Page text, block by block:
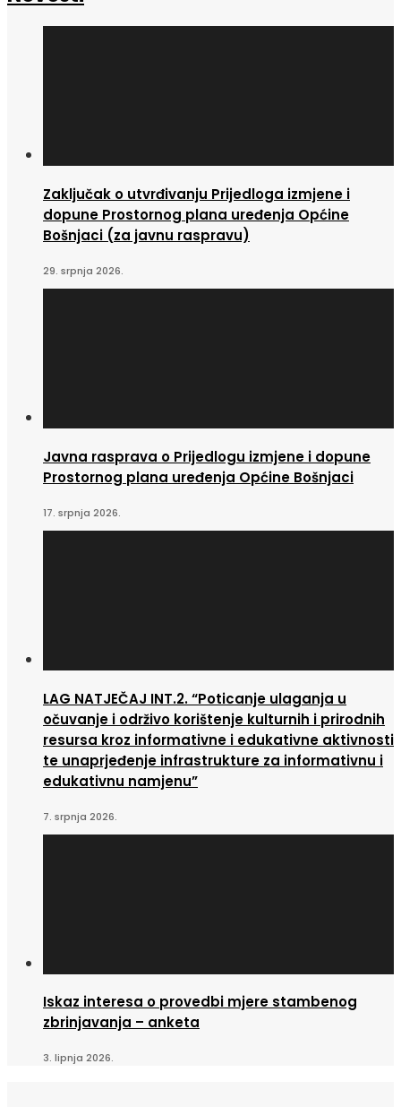
Zaključak o utvrđivanju Prijedloga izmjene i
dopune Prostornog plana uređenja Općine
Bošnjaci (za javnu raspravu)
29. srpnja 2026.
Javna rasprava o Prijedlogu izmjene i dopune
Prostornog plana uređenja Općine Bošnjaci
17. srpnja 2026.
LAG NATJEČAJ INT.2. “Poticanje ulaganja u
očuvanje i održivo korištenje kulturnih i prirodnih
resursa kroz informativne i edukativne aktivnosti
te unaprjeđenje infrastrukture za informativnu i
edukativnu namjenu”
7. srpnja 2026.
Iskaz interesa o provedbi mjere stambenog
zbrinjavanja – anketa
3. lipnja 2026.